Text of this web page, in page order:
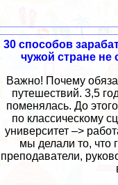
30 способов
чужой стране не
Важно! Почему
путешествий. 3,5
поменялась. До
по классическому
университет –>
мы делали то, что
преподаватели,